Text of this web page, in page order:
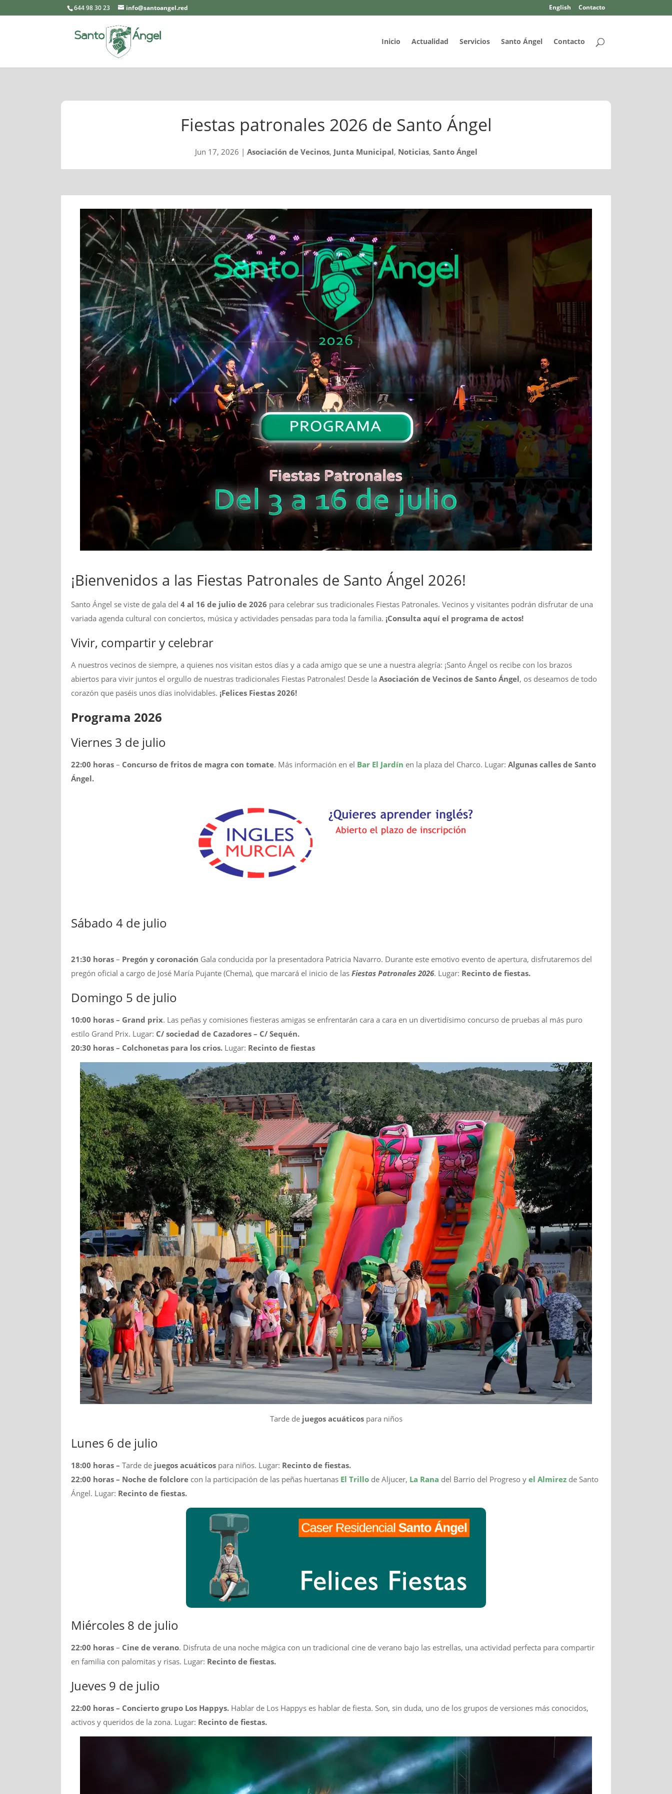
644 98 30 23 info@santoangel.red English Contacto
Inicio Actualidad Servicios Santo Ángel Contacto
Fiestas patronales 2026 de Santo Ángel
Jun 17, 2026 | Asociación de Vecinos, Junta Municipal, Noticias, Santo Ángel
¡Bienvenidos a las Fiestas Patronales de Santo Ángel 2026!
Santo Ángel se viste de gala del 4 al 16 de julio de 2026 para celebrar sus tradicionales Fiestas Patronales. Vecinos y visitantes podrán disfrutar de una
variada agenda cultural con conciertos, música y actividades pensadas para toda la familia. ¡Consulta aquí el programa de actos!
Vivir, compartir y celebrar
A nuestros vecinos de siempre, a quienes nos visitan estos días y a cada amigo que se une a nuestra alegría: ¡Santo Ángel os recibe con los brazos
abiertos para vivir juntos el orgullo de nuestras tradicionales Fiestas Patronales! Desde la Asociación de Vecinos de Santo Ángel, os deseamos de todo
corazón que paséis unos días inolvidables. ¡Felices Fiestas 2026!
Programa 2026
Viernes 3 de julio
22:00 horas – Concurso de fritos de magra con tomate. Más información en el Bar El Jardín en la plaza del Charco. Lugar: Algunas calles de Santo
Ángel.
Sábado 4 de julio
21:30 horas – Pregón y coronación Gala conducida por la presentadora Patricia Navarro. Durante este emotivo evento de apertura, disfrutaremos del
pregón oficial a cargo de José María Pujante (Chema), que marcará el inicio de las Fiestas Patronales 2026. Lugar: Recinto de fiestas.
Domingo 5 de julio
10:00 horas – Grand prix. Las peñas y comisiones fiesteras amigas se enfrentarán cara a cara en un divertidísimo concurso de pruebas al más puro
estilo Grand Prix. Lugar: C/ sociedad de Cazadores – C/ Sequén.
20:30 horas – Colchonetas para los crios. Lugar: Recinto de fiestas
Tarde de juegos acuáticospara niños
Lunes 6 de julio
18:00 horas – Tarde de juegos acuáticos para niños. Lugar: Recinto de fiestas.
22:00 horas – Noche de folclore con la participación de las peñas huertanas El Trillo de Aljucer, La Rana del Barrio del Progreso y el Almirez de Santo
Ángel. Lugar: Recinto de fiestas.
Miércoles 8 de julio
22:00 horas – Cine de verano. Disfruta de una noche mágica con un tradicional cine de verano bajo las estrellas, una actividad perfecta para compartir
en familia con palomitas y risas. Lugar: Recinto de fiestas.
Jueves 9 de julio
22:00 horas – Concierto grupo Los Happys. Hablar de Los Happys es hablar de fiesta. Son, sin duda, uno de los grupos de versiones más conocidos,
activos y queridos de la zona. Lugar: Recinto de fiestas.